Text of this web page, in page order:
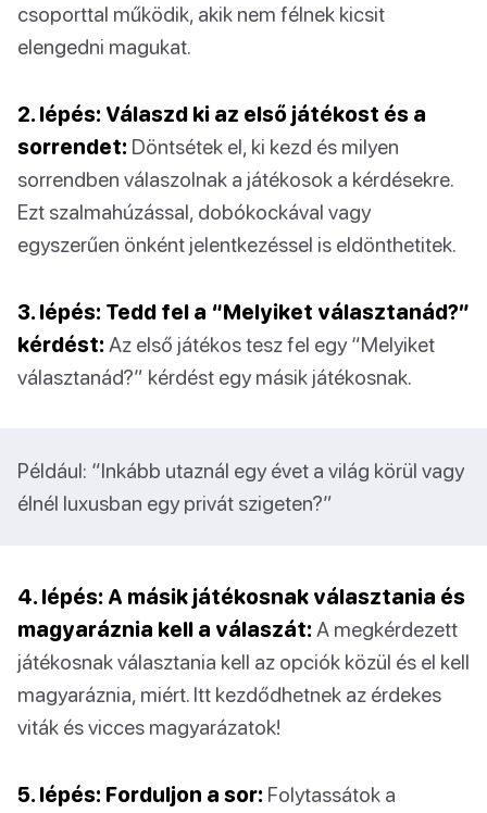
csoporttal működik, akik nem félnek kicsit
elengedni magukat.
2. lépés: Válaszd ki az első játékost és a
sorrendet: Döntsétek el, ki kezd és milyen
sorrendben válaszolnak a játékosok a kérdésekre.
Ezt szalmahúzással, dobókockával vagy
egyszerűen önként jelentkezéssel is eldönthetitek.
3. lépés: Tedd fel a “Melyiket választanád?”
kérdést: Az első játékos tesz fel egy “Melyiket
választanád?” kérdést egy másik játékosnak.
Például: “Inkább utaznál egy évet a világ körül vagy
élnél luxusban egy privát szigeten?”
4. lépés: A másik játékosnak választania és
magyaráznia kell a válaszát: A megkérdezett
játékosnak választania kell az opciók közül és el kell
magyaráznia, miért. Itt kezdődhetnek az érdekes
viták és vicces magyarázatok!
5. lépés: Forduljon a sor: Folytassátok a